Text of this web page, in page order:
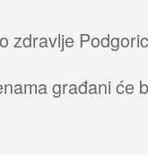
zdravlje
građani će